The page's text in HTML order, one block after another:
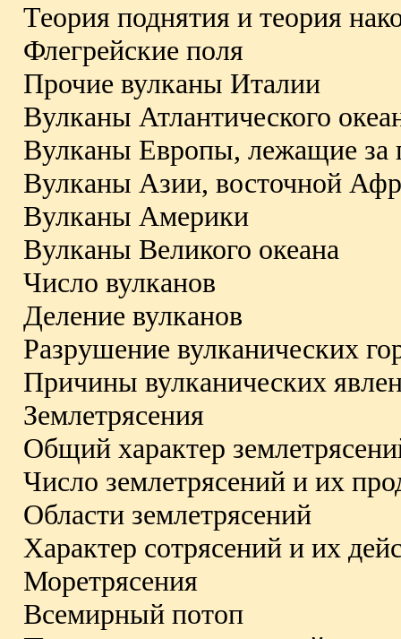
Теория поднятия и теория
Флегрейские поля
Прочие вулканы Италии
Вулканы Атлантического
Вулканы Европы, лежащие за
Вулканы Азии, восточной
Вулканы Америки
Вулканы Великого океана
Число вулканов
Деление вулканов
Разрушение вулканических
Причины вулканических
Землетрясения
Общий характер
Число землетрясений и их
Области землетрясений
Характер сотрясений и их
Моретрясения
Всемирный потоп